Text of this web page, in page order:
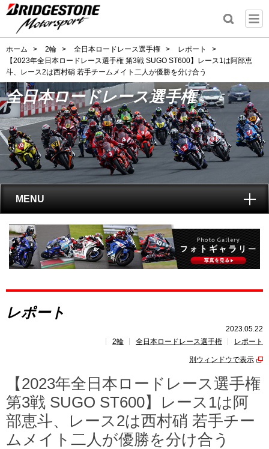
ホーム > 2輪 > 全日本ロードレース選手権 > レポート
>
【2023年全日本ロードレース選手権 第3戦 SUGO ST600】レース1は阿部恵
斗、レース2は西村硝 若手チームメイト二人が優勝を分け合う
全日本ロードレース選手権
MENU
トップ
全日本ロードレース選手権とは?
レポート
速報
ポイントランキング
レポート
2023.05.22
2輪
全日本ロードレース選手権 レポート
別ウィンドウで表示
【2023年全日本ロードレース選手権
第3戦 SUGO ST600】レース1は阿
部恵斗、レース2は西村硝 若手チー
ムメイト二人が優勝を分け合う